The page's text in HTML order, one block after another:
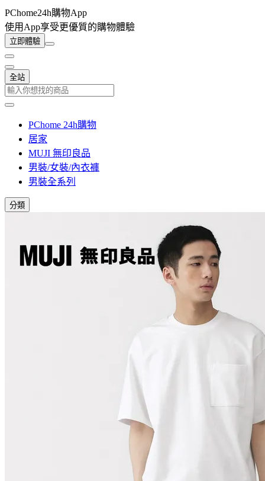
PChome24h購物App
使用App享受更優質的購物體驗
立即體驗
全站
PChome 24h購物
居家
MUJI 無印良品
男裝/女裝/內衣褲
男裝全系列
分類